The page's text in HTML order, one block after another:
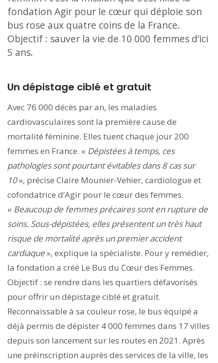
fondation Agir pour le cœur qui déploie son
bus rose aux quatre coins de la France.
Objectif : sauver la vie de 10 000 femmes d’ici
5 ans.
Un dépistage ciblé et gratuit
Avec 76 000 décès par an, les maladies
cardiovasculaires sont la première cause de
mortalité féminine. Elles tuent chaque jour 200
femmes en France. « Dépistées à temps, ces
pathologies sont pourtant évitables dans 8 cas sur
10», précise Claire Mounier-Vehier, cardiologue et
cofondatrice d’Agir pour le cœur des femmes.
« Beaucoup de femmes précaires sont en rupture de
soins. Sous-dépistées, elles présentent un très haut
risque de mortalité après un premier accident
cardiaque», explique la spécialiste. Pour y remédier,
la fondation a créé Le Bus du Cœur des Femmes.
Objectif : se rendre dans les quartiers défavorisés
pour offrir un dépistage ciblé et gratuit.
Reconnaissable à sa couleur rose, le bus équipé a
déjà permis de dépister 4 000 femmes dans 17 villes
depuis son lancement sur les routes en 2021. Après
une préinscription auprès des services de la ville, les